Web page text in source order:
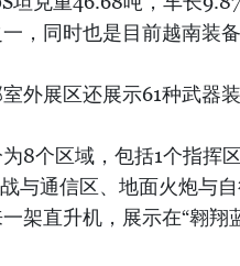
，同时也是目前越南装
外展区还展示61种武器
8个区域，包括1个指挥
与通信区、地面火炮与
架直升机，展示在“翱翔